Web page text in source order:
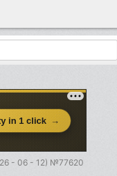
- 06 - 12) №77620